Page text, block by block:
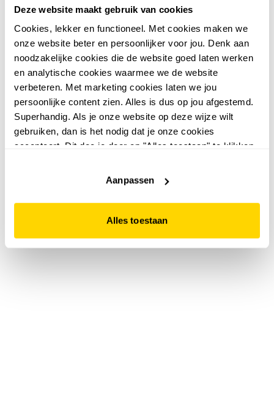
Deze website maakt gebruik van cookies
Cookies, lekker en functioneel. Met cookies maken we
onze website beter en persoonlijker voor jou. Denk aan
noodzakelijke cookies die de website goed laten werken
en analytische cookies waarmee we de website
verbeteren. Met marketing cookies laten we jou
persoonlijke content zien. Alles is dus op jou afgestemd.
Superhandig. Als je onze website op deze wijze wilt
gebruiken, dan is het nodig dat je onze cookies
accepteert. Dit doe je door op "Alles toestaan" te klikken.
website niet optimaal functioneert.
Aanpassen
Alles toestaan